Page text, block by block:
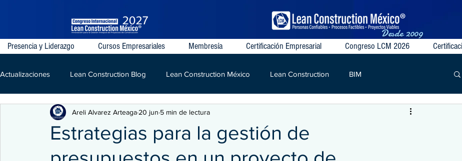
Desde 2009
Presencia y Liderazgo Cursos Empresariales Membresía Certificación Empresarial Congreso LCM 2026
Actualizaciones Lean Construction Blog Lean Construction México Lean Construction BIM
Last Planner System VDC IPD Lean LPDS Contratos Colaborativos
Construcción
Estrategias para la gestión de
Areli Alvarez Arteaga 20 jun 5 min de lectura